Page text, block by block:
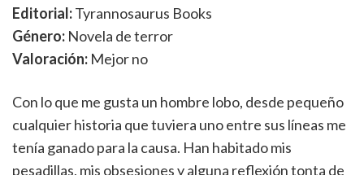
Editorial:Tyrannosaurus Books
Género: Novela de terror
Valoración: Mejor no
Con lo que me gusta un hombre lobo, desde pequeño
cualquier historia que tuviera uno entre sus líneas me
tenía ganado para la causa. Han habitado mis
pesadillas, mis obsesiones y alguna reflexión tonta de